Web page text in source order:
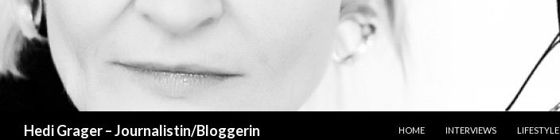
Hedi Grager – Journalistin/Bloggerin
HOME
INTERVIEWS LIFESTYLE